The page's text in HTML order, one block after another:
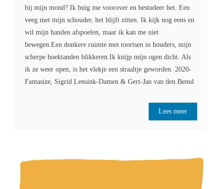
bij mijn mond? Ik buig me voorover en bestudeer het. Een
veeg met mijn schouder, het blijft zitten. Ik kijk nog eens en
wil mijn handen afspoelen, maar ik kan me niet
bewegen.Een donkere ruimte met toortsen in houders, mijn
scherpe hoektanden blikkeren.Ik knijp mijn ogen dicht. Als
ik ze weer open, is het vlekje een straaltje geworden. 2020-
Fantasize, Sigrid Lensink-Damen & Gert-Jan van den Bemd
Lees meer